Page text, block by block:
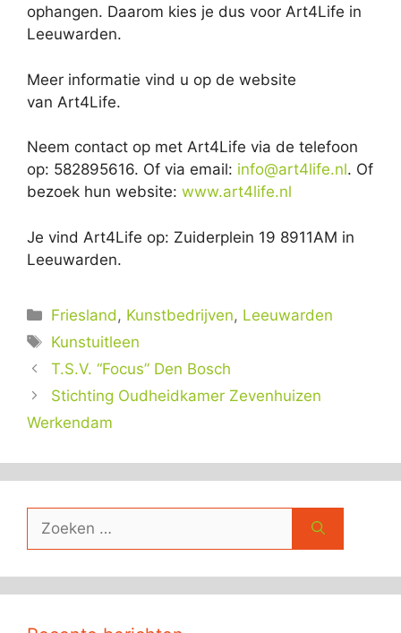
ophangen. Daarom kies je dus voor Art4Life in
Leeuwarden.
Meer informatie vind u op de website
van Art4Life.
Neem contact op met Art4Life via de telefoon
op: 582895616. Of via email: info@art4life.nl. Of
bezoek hun website: www.art4life.nl
Je vind Art4Life op: Zuiderplein 19 8911AM in
Leeuwarden.
Categorieën
Friesland , Kunstbedrijven, Leeuwarden
Tags
Kunstuitleen
T.S.V. “Focus” Den Bosch
Stichting Oudheidkamer Zevenhuizen
Werkendam
naar: